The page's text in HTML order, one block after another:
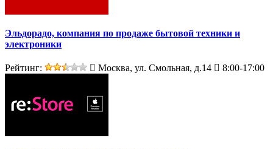
Эльдорадо, компания по продаже бытовой техники и
электроники
Рейтинг: Москва, ул. Смольная, д.14 8:00-17:00